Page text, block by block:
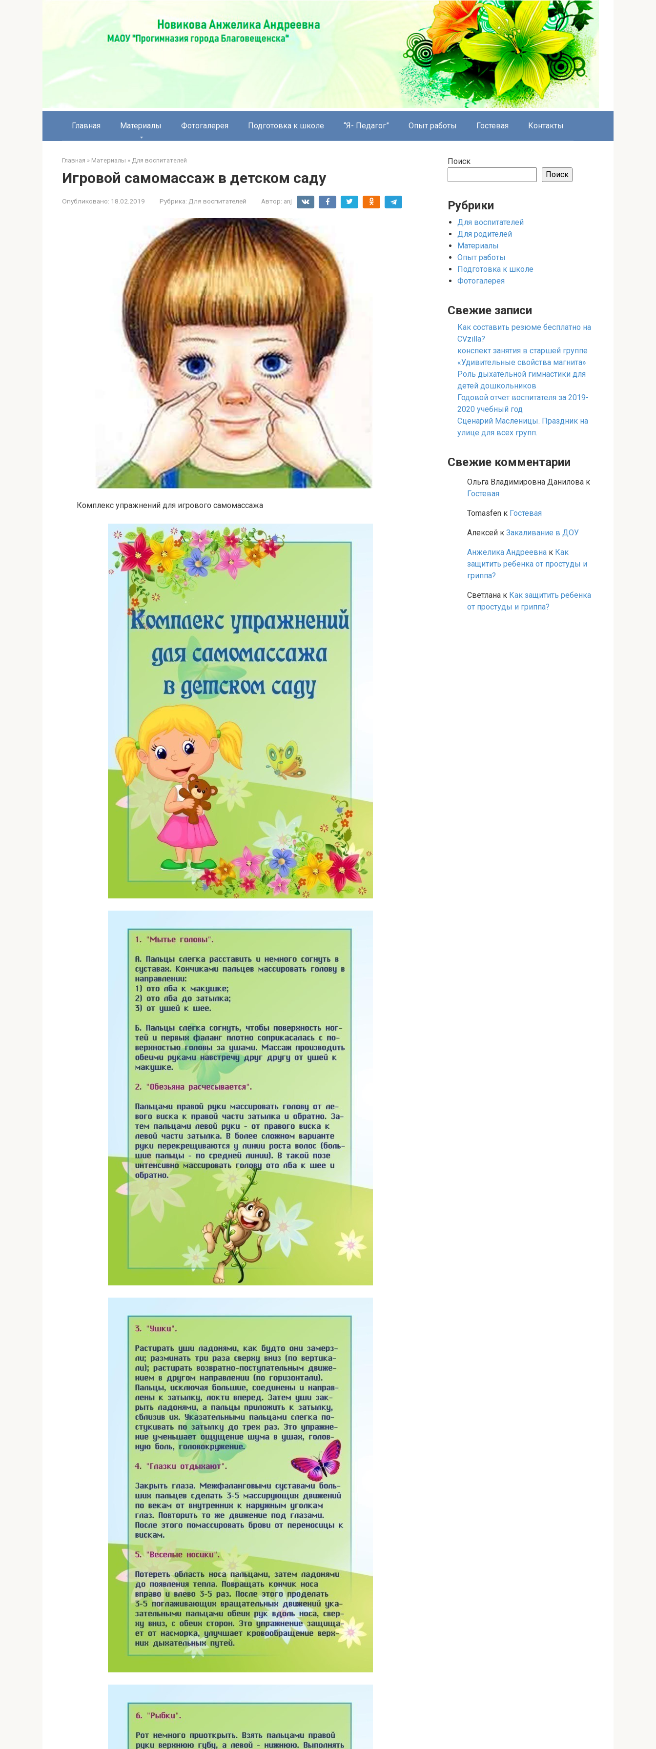
Главная Материалы Фотогалерея Подготовка к школе “Я- Педагог” Опыт работы Гостевая Контакты
Главная » Материалы » Для воспитателей
Игровой самомассаж в детском саду
Опубликовано: 18.02.2019 Рубрика: Для воспитателей Автор: anj
Комплекс упражнений для игрового самомассажа
Поиск
Поиск
Рубрики
Для воспитателей
Для родителей
Материалы
Опыт работы
Подготовка к школе
Фотогалерея
Свежие записи
Как составить резюме бесплатно на
CVzilla?
конспект занятия в старшей группе
«Удивительные свойства магнита»
Роль дыхательной гимнастики для
детей дошкольников
Годовой отчет воспитателя за 2019-
2020 учебный год
Сценарий Масленицы. Праздник на
улице для всех групп.
Свежие комментарии
Ольга Владимировна Данилова к
Гостевая
Tomasfen к Гостевая
Алексей к Закаливание в ДОУ
Анжелика Андреевна к Как
защитить ребенка от простуды и
гриппа?
Светлана к Как защитить ребенка
от простуды и гриппа?